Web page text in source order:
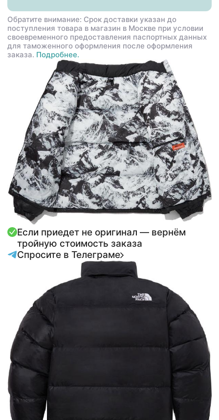
Обратите внимание: Срок доставки указан до
поступления товара в магазин в Москве при условии
своевременного предоставления паспортных данных
для таможенного оформления после оформления
заказа. Подробнее.
Если приедет не оригинал — вернём
тройную стоимость заказа
Спросите в Телеграме